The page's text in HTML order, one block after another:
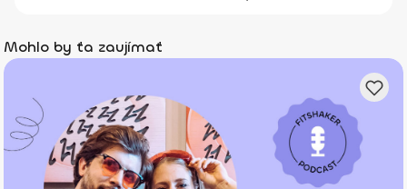
Mohlo by ťa zaujímať